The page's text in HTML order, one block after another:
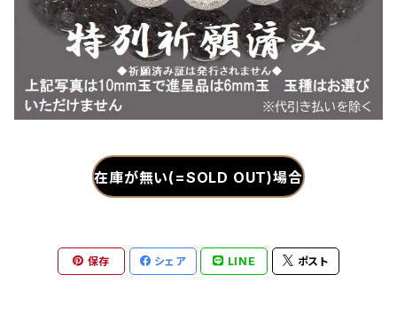
在庫が無い(=SOLD OUT)場合
保存 シェア LINE ポスト